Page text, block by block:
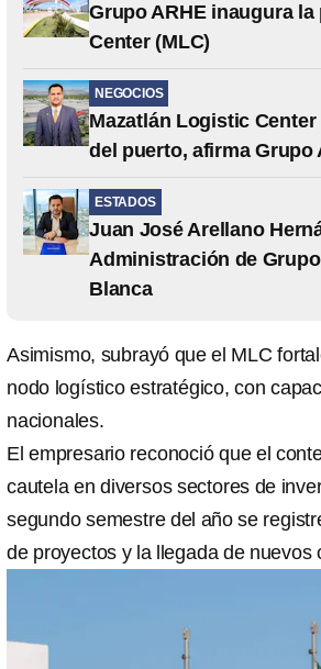
Grupo ARHE inaugura
Center (MLC)
NEGOCIOS
Mazatlán Logistic
del puerto, afirma Grupo
ESTADOS
Juan José Arellano
Administración de
Blanca
Asimismo, subrayó que el MLC
nodo logístico estratégico, con
nacionales.
El empresario reconoció que el
cautela en diversos sectores de
segundo semestre del año se
de proyectos y la llegada de nuevos